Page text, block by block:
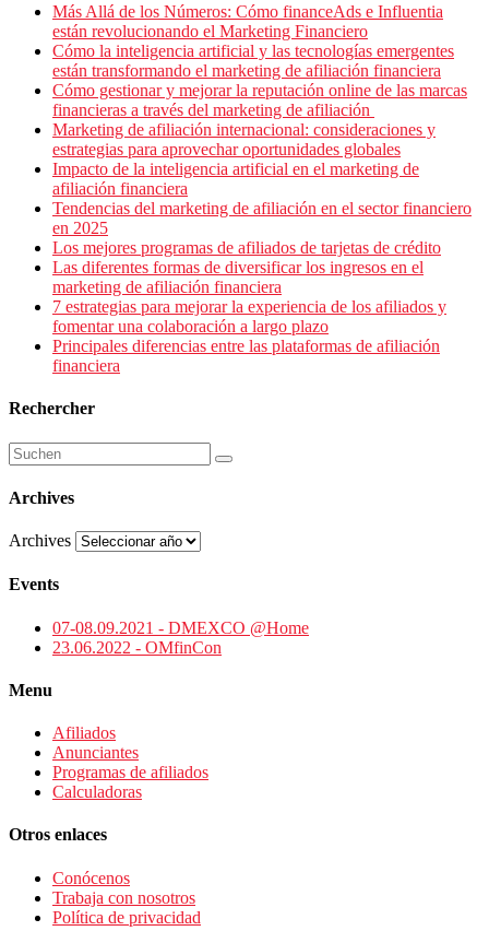
Más Allá de los Números: Cómo financeAds e Influentia
están revolucionando el Marketing Financiero
Cómo la inteligencia artificial y las tecnologías emergentes
están transformando el marketing de afiliación financiera
Cómo gestionar y mejorar la reputación online de las marcas
financieras a través del marketing de afiliación
Marketing de afiliación internacional: consideraciones y
estrategias para aprovechar oportunidades globales
Impacto de la inteligencia artificial en el marketing de
afiliación financiera
Tendencias del marketing de afiliación en el sector financiero
en 2025
Los mejores programas de afiliados de tarjetas de crédito
Las diferentes formas de diversificar los ingresos en el
marketing de afiliación financiera
7 estrategias para mejorar la experiencia de los afiliados y
fomentar una colaboración a largo plazo
Principales diferencias entre las plataformas de afiliación
financiera
Rechercher
Archives
Archives
Events
07-08.09.2021 - DMEXCO @Home
23.06.2022 - OMfinCon
Menu
Afiliados
Anunciantes
Programas de afiliados
Calculadoras
Otros enlaces
Conócenos
Trabaja con nosotros
Política de privacidad